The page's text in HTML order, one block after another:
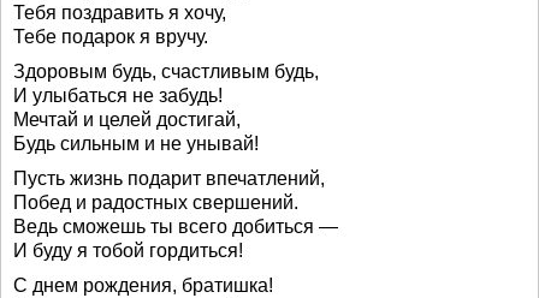
Тебя поздравить я хочу,
Тебе подарок я вручу.
Здоровым будь, счастливым будь,
И улыбаться не забудь!
Мечтай и целей достигай,
Будь сильным и не унывай!
Пусть жизнь подарит впечатлений,
Побед и радостных свершений.
Ведь сможешь ты всего добиться —
И буду я тобой гордиться!
С днем рождения, братишка!